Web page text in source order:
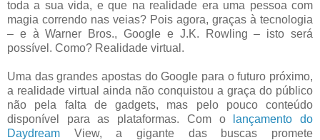
toda a sua vida, e que na realidade era uma pessoa com
magia correndo nas veias? Pois agora, graças à tecnologia
– e à Warner Bros., Google e J.K. Rowling – isto será
possível. Como? Realidade virtual.
Uma das grandes apostas do Google para o futuro próximo,
a realidade virtual ainda não conquistou a graça do público
não pela falta de gadgets, mas pelo pouco conteúdo
disponível para as plataformas. Com o
lançamento do
Daydream View, a gigante das buscas promete